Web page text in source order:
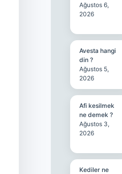
Ağustos 6,
2026
Avesta hangi
din ?
Ağustos 5,
2026
Afi kesilmek
ne demek ?
Ağustos 3,
2026
Kediler ne